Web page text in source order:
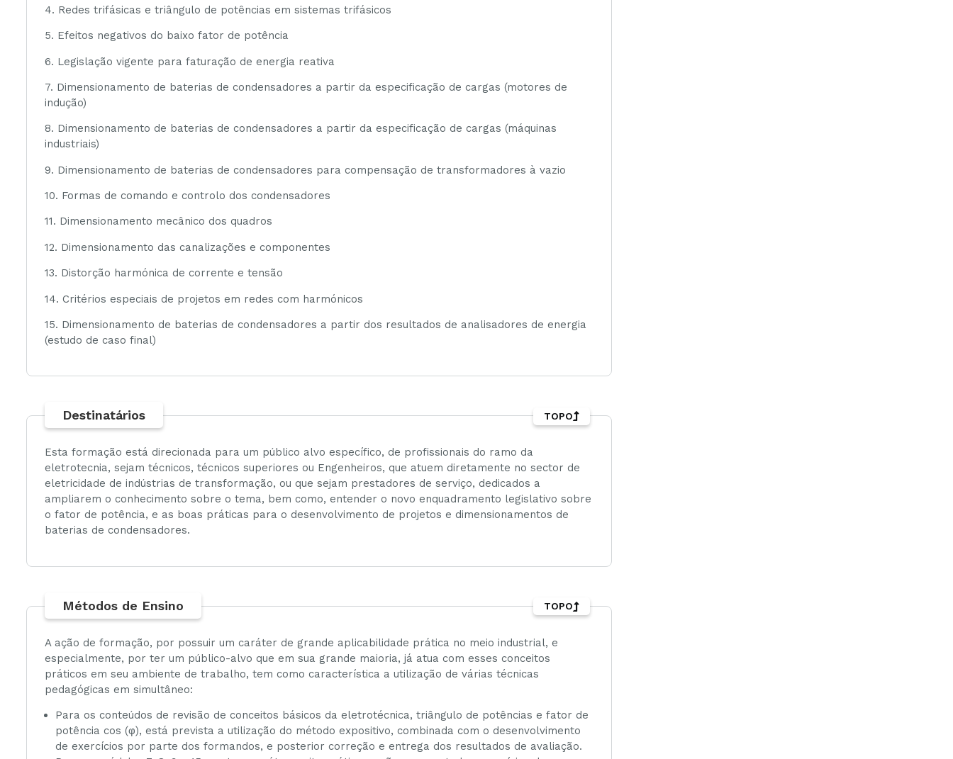
4. Redes trifásicas e triângulo de potências em sistemas trifásicos
5. Efeitos negativos do baixo fator de potência
6. Legislação vigente para faturação de energia reativa
7. Dimensionamento de baterias de condensadores a partir da especificação de cargas (motores de
indução)
8. Dimensionamento de baterias de condensadores a partir da especificação de cargas (máquinas
industriais)
9. Dimensionamento de baterias de condensadores para compensação de transformadores à vazio
10. Formas de comando e controlo dos condensadores
11. Dimensionamento mecânico dos quadros
12. Dimensionamento das canalizações e componentes
13. Distorção harmónica de corrente e tensão
14. Critérios especiais de projetos em redes com harmónicos
15. Dimensionamento de baterias de condensadores a partir dos resultados de analisadores de energia
(estudo de caso final)
Destinatários
Esta formação está direcionada para um público alvo específico, de profissionais do ramo da
eletrotecnia, sejam técnicos, técnicos superiores ou Engenheiros, que atuem diretamente no sector de
eletricidade de indústrias de transformação, ou que sejam prestadores de serviço, dedicados a
ampliarem o conhecimento sobre o tema, bem como, entender o novo enquadramento legislativo sobre
o fator de potência, e as boas práticas para o desenvolvimento de projetos e dimensionamentos de
baterias de condensadores.
TOPO
Métodos de Ensino
A ação de formação, por possuir um caráter de grande aplicabilidade prática no meio industrial, e
especialmente, por ter um público-alvo que em sua grande maioria, já atua com esses conceitos
práticos em seu ambiente de trabalho, tem como característica a utilização de várias técnicas
pedagógicas em simultâneo:
Para os conteúdos de revisão de conceitos básicos da eletrotécnica, triângulo de potências e fator de
potência cos (φ), está prevista a utilização do método expositivo, combinada com o desenvolvimento
de exercícios por parte dos formandos, e posterior correção e entrega dos resultados de avaliação.
TOPO